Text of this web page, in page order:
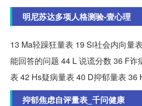
明尼苏达多项人格测验-壹心理
13 Ma轻躁狂量表 19 Si社会内向量
能回答的问题 44 L 说谎分数 36 F诈
表 42 Hs疑病量表 40 D抑郁量表 36
抑郁焦虑自评量表_千问健康